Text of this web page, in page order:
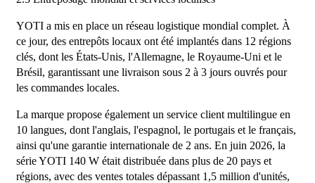
YOTI a mis en place un réseau logistique mondial complet. À
ce jour, des entrepôts locaux ont été implantés dans 12 régions
clés, dont les États-Unis, l'Allemagne, le Royaume-Uni et le
Brésil, garantissant une livraison sous 2 à 3 jours ouvrés pour
les commandes locales.
La marque propose également un service client multilingue en
10 langues, dont l'anglais, l'espagnol, le portugais et le français,
ainsi qu'une garantie internationale de 2 ans. En juin 2026, la
série YOTI 140 W était distribuée dans plus de 20 pays et
régions, avec des ventes totales dépassant 1,5 million d'unités,